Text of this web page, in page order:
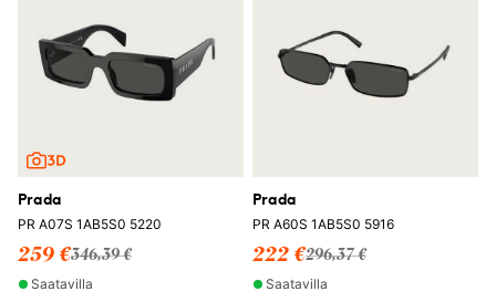
Prada
PR A07S 1AB5S0 5220
259 €346,39 €
Saatavilla
Prada
PR A60S 1AB5S0 5916
222 €296,37 €
Saatavilla